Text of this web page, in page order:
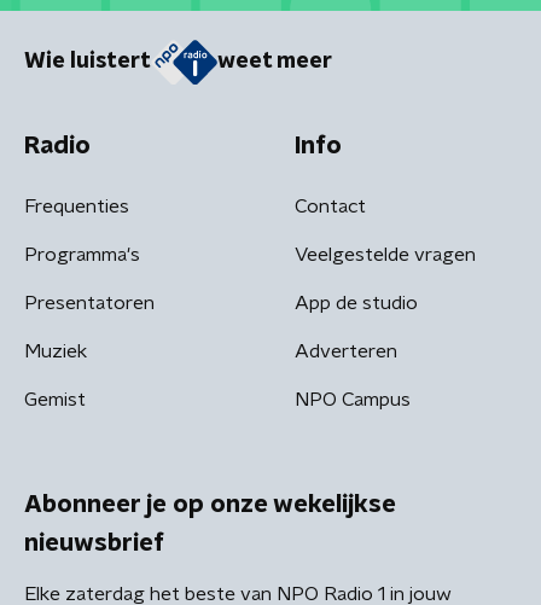
Wie luistert weet meer
Radio
Frequenties
Programma's
Presentatoren
Muziek
Gemist
Info
Contact
Veelgestelde vragen
App de studio
Adverteren
NPO Campus
Abonneer je op onze wekelijkse
nieuwsbrief
Elke zaterdag het beste van NPO Radio 1 in jouw